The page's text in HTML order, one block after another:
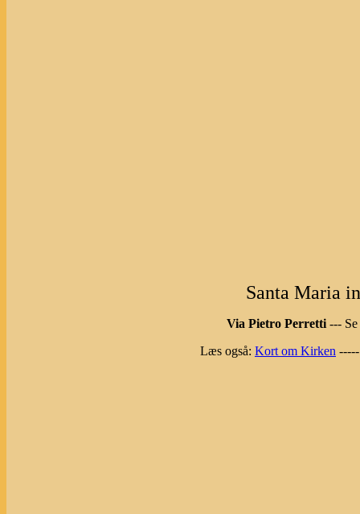
Santa Maria
Via Pietro Perretti ---
Læs også: Kort om Kirken